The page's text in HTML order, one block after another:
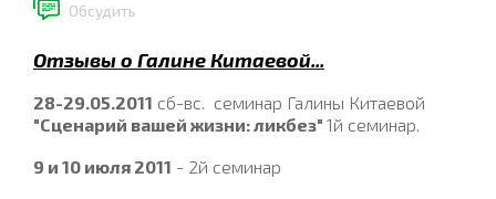
Обсудить
Отзывы о Галине Китаевой...
28-29.05.2011 сб-вс. семинар Галины Китаевой
"Сценарий вашей жизни: ликбез" 1й семинар.
9 и 10 июля 2011 - 2й семинар